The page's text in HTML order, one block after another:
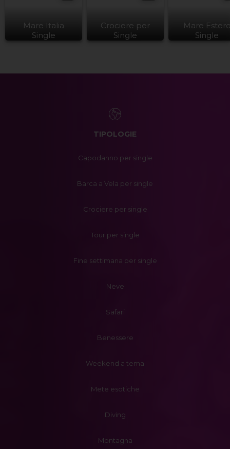
Mare Italia
Single
Crociere per
Single
Mare
Single
TIPOLOGIE
Capodanno per single
Barca a Vela per single
Crociere per single
Tour per single
Fine settimana per single
Neve
Safari
Benessere
Weekend a tema
Mete esotiche
Diving
Montagna